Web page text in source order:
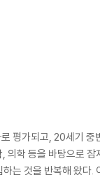
평가되고, 20세기
학 등을 바탕으로
는 것을 반복해 왔